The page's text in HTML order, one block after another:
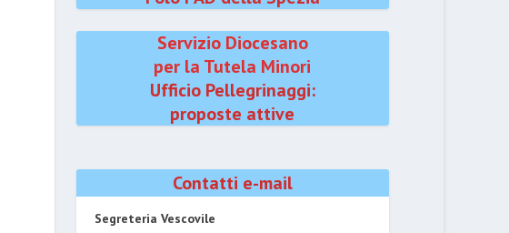
Servizio Diocesano
per la Tutela Minori
Ufficio Pellegrinaggi:
proposte attive
Contatti e-mail
Segreteria Vescovile